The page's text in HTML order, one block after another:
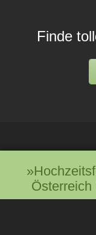
Finde